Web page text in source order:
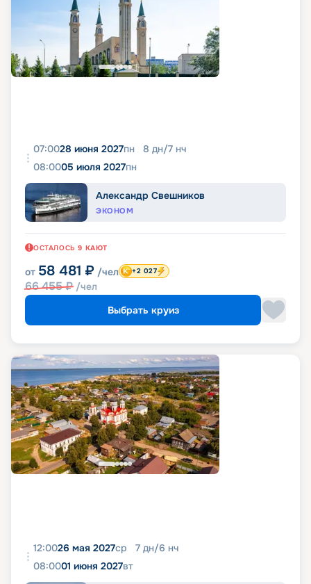
07:0028 июня 2027пн 8 дн/7 нч
08:0005 июля 2027пн
Александр Свешников
ЭКОНОМ
ОСТАЛОСЬ 9 КАЮТ
от 58 481 ₽ /чел
66 455₽ /чел
+2 027
Выбрать круиз
12:0026 мая 2027ср 7 дн/6 нч
08:0001 июня 2027вт